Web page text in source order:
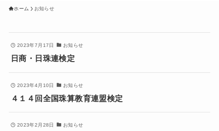
ホーム お知らせ
2023年7月17日 お知らせ
日商・日珠連検定
2023年4月10日 お知らせ
４１４回全国珠算教育連盟検定
2023年2月28日 お知らせ